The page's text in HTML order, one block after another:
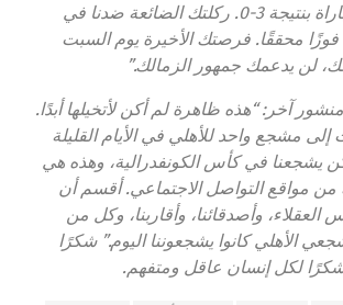
لما انتهت المباراة بنتيجة 3-0. ركلتك الضائعة ضدنا في
فوزًا محققًا. فرصتك الأخيرة يوم السبت
لن يدعمك جمهور الزمالك.”
آخر: “هذه ظاهرة لم أكن لأتخيلها أبدًا.
إلى مشجع واحد للأهلي في الأيام القليلة
يشجعنا في كأس الكونفدرالية، وهذه هي
من مواقع التواصل الاجتماعي. أقسم أن
العقلاء، وأصدقائنا، وأقاربنا، وكل من
الأهلي كانوا يشجعوننا اليوم.” شكرًا
لكل إنسان عاقل ومتفهم.